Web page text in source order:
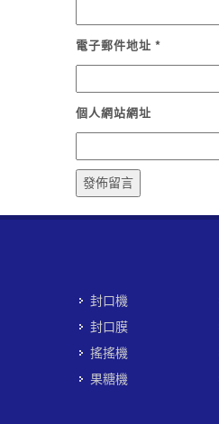
電子郵件地址 *
個人網站網址
封口機
封口膜
搖搖機
果糖機